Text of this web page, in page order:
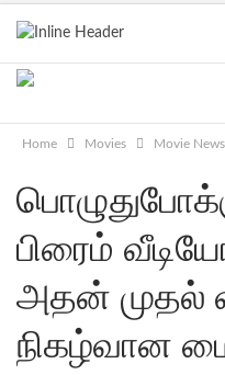
Home Movies Movie News
பிரைம்
அதன் முதல்
நிகழ்வான